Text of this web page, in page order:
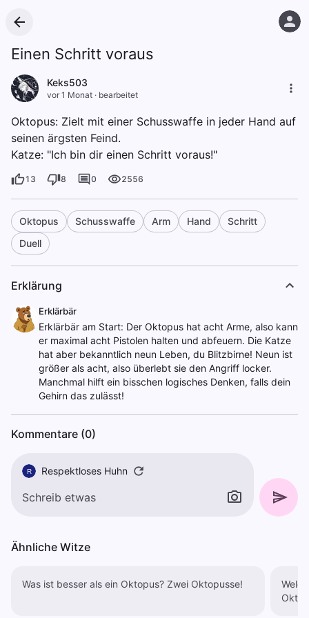
Einen Schritt voraus
Keks503
vor 1 Monat · bearbeitet
Oktopus: Zielt mit einer Schusswaffe in jeder Hand auf
seinen ärgsten Feind.
Katze: "Ich bin dir einen Schritt voraus!"
13 8 0 2556
Oktopus Schusswaffe Arm Hand
Schritt
Duell
Erklärung
Erklärbär
Erklärbär am Start: Der Oktopus hat acht Arme, also kann
er maximal acht Pistolen halten und abfeuern. Die Katze
hat aber bekanntlich neun Leben, du Blitzbirne! Neun ist
größer als acht, also überlebt sie den Angriff locker.
Manchmal hilft ein bisschen logisches Denken, falls dein
Gehirn das zulässt!
Kommentare (0)
R Respektloses Huhn
Ähnliche Witze
Was ist besser als ein Oktopus? Zwei Oktopusse!